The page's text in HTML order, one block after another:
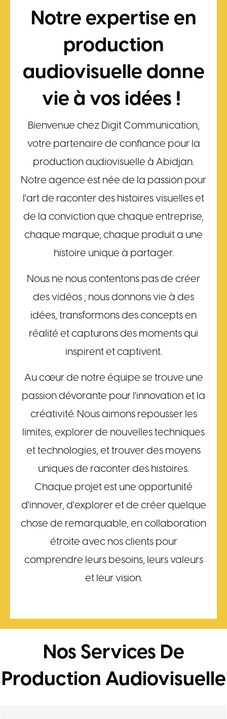
Notre expertise en
production
audiovisuelle donne
vie à vos idées !
Bienvenue chez Digit Communication,
votre partenaire de confiance pour la
production audiovisuelle à Abidjan.
Notre agence est née de la passion pour
l'art de raconter des histoires visuelles et
de la conviction que chaque entreprise,
chaque marque, chaque produit a une
histoire unique à partager.
Nous ne nous contentons pas de créer
des vidéos ; nous donnons vie à des
idées, transformons des concepts en
réalité et capturons des moments qui
inspirent et captivent.
Au cœur de notre équipe se trouve une
passion dévorante pour l'innovation et la
créativité. Nous aimons repousser les
limites, explorer de nouvelles techniques
et technologies, et trouver des moyens
uniques de raconter des histoires.
Chaque projet est une opportunité
d'innover, d'explorer et de créer quelque
chose de remarquable, en collaboration
étroite avec nos clients pour
comprendre leurs besoins, leurs valeurs
et leur vision.
Nos Services De
Production Audiovisuelle